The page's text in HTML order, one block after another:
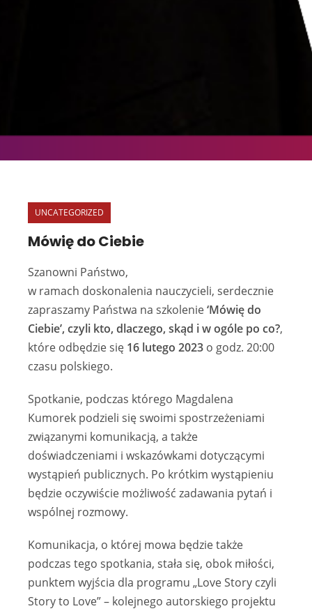
UNCATEGORIZED
Mówię do Ciebie
Szanowni Państwo,
w ramach doskonalenia nauczycieli, serdecznie
zapraszamy Państwa na szkolenie‘Mówię do
Ciebie’, czyli kto, dlaczego, skąd i w ogóle po co?,
które odbędzie się 16 lutego 2023 o godz. 20:00
czasu polskiego.
Spotkanie, podczas którego Magdalena
Kumorek podzieli się swoimi spostrzeżeniami
związanymi komunikacją, a także
doświadczeniami i wskazówkami dotyczącymi
wystąpień publicznych. Po krótkim wystąpieniu
będzie oczywiście możliwość zadawania pytań i
wspólnej rozmowy.
Komunikacja, o której mowa będzie także
podczas tego spotkania, stała się, obok miłości,
punktem wyjścia dla programu „Love Story czyli
Story to Love” – kolejnego autorskiego projektu